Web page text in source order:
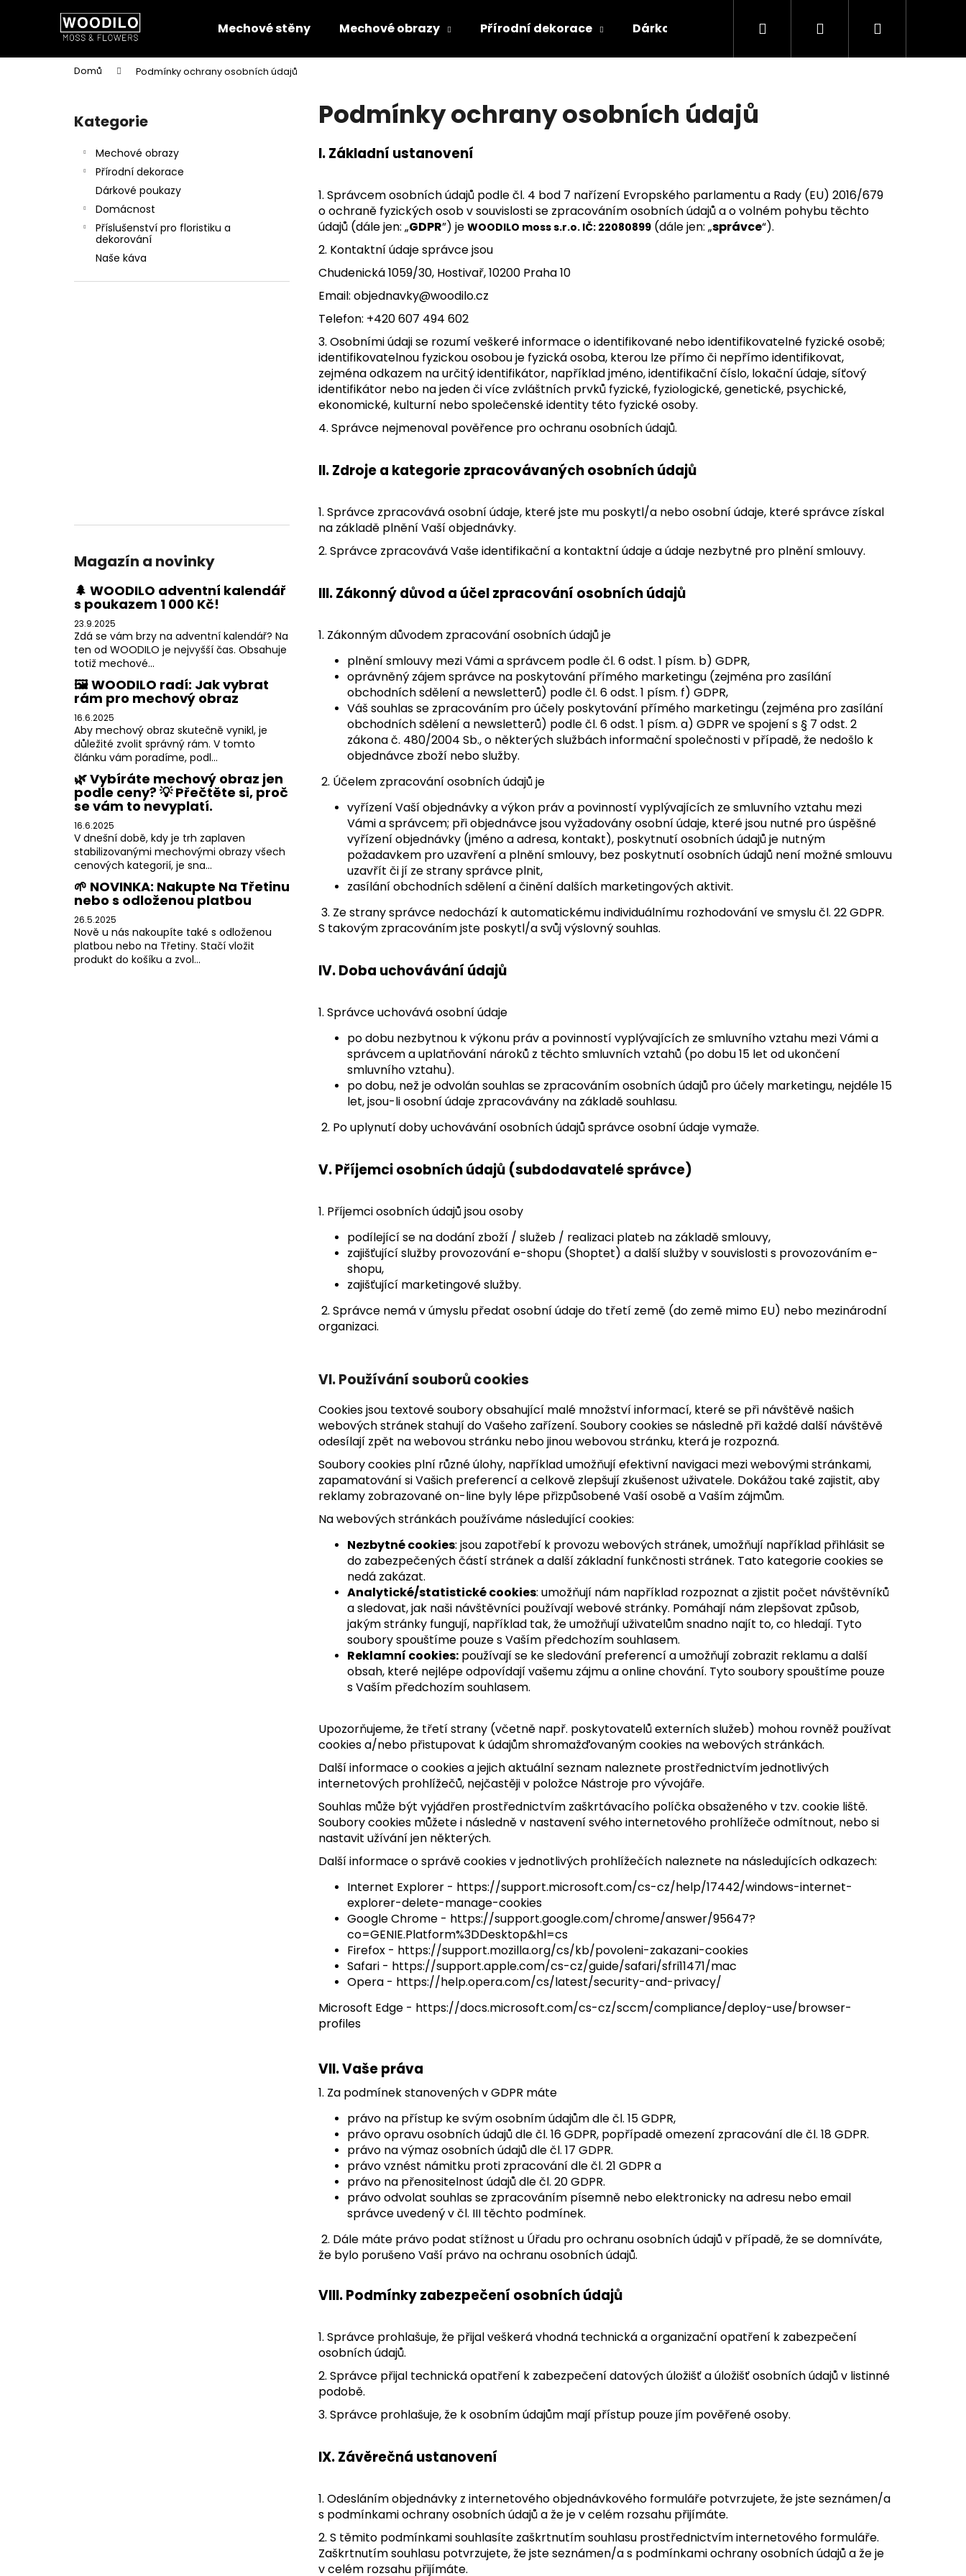
Mechové stěny Mechové obrazy Přírodní dekorace Dárkové poukazy Domácnost
Hledat PřihlášeníNákupní
Domů Podmínky ochrany osobních údajů
Přeskočit
kategorie
Kategorie
Mechové obrazy
Přírodní dekorace
Dárkové poukazy
Domácnost
Příslušenství pro floristiku a
dekorování
Naše káva
Magazín a novinky
🌲 WOODILO adventní kalendář
s poukazem 1 000 Kč!
23.9.2025
Zdá se vám brzy na adventní kalendář? Na
ten od WOODILO je nejvyšší čas. Obsahuje
totiž mechové...
🖼️ WOODILO radí: Jak vybrat
rám pro mechový obraz
16.6.2025
Aby mechový obraz skutečně vynikl, je
důležité zvolit správný rám. V tomto
článku vám poradíme, podl...
🌿 Vybíráte mechový obraz jen
podle ceny? 💡 Přečtěte si, proč
se vám to nevyplatí.
16.6.2025
V dnešní době, kdy je trh zaplaven
stabilizovanými mechovými obrazy všech
cenových kategorií, je sna...
🌱 NOVINKA: Nakupte Na Třetinu
nebo s odloženou platbou
26.5.2025
Nově u nás nakoupíte také s odloženou
platbou nebo na Třetiny. Stačí vložit
produkt do košíku a zvol...
Podmínky ochrany osobních údajů
I.Základní ustanovení
1. Správcem osobních údajů podle čl. 4 bod 7 nařízení Evropského parlamentu a Rady (EU) 2016/679
o ochraně fyzických osob v souvislosti se zpracováním osobních údajů a o volném pohybu těchto
údajů (dále jen: „GDPR”) je WOODILO moss s.r.o. IČ: 22080899 (dále jen: „správce“).
2. Kontaktní údaje správce jsou
Chudenická 1059/30, Hostivař, 10200 Praha 10
Email: objednavky@woodilo.cz
Telefon: +420 607 494 602
3. Osobními údaji se rozumí veškeré informace o identifikované nebo identifikovatelné fyzické osobě;
identifikovatelnou fyzickou osobou je fyzická osoba, kterou lze přímo či nepřímo identifikovat,
zejména odkazem na určitý identifikátor, například jméno, identifikační číslo, lokační údaje, síťový
identifikátor nebo na jeden či více zvláštních prvků fyzické, fyziologické, genetické, psychické,
ekonomické, kulturní nebo společenské identity této fyzické osoby.
4. Správce nejmenoval pověřence pro ochranu osobních údajů.
II.Zdroje a kategorie zpracovávaných osobních údajů
1. Správce zpracovává osobní údaje, které jste mu poskytl/a nebo osobní údaje, které správce získal
na základě plnění Vaší objednávky.
2. Správce zpracovává Vaše identifikační a kontaktní údaje a údaje nezbytné pro plnění smlouvy.
III.Zákonný důvod a účel zpracování osobních údajů
1. Zákonným důvodem zpracování osobních údajů je
plnění smlouvy mezi Vámi a správcem podle čl. 6 odst. 1 písm. b) GDPR,
oprávněný zájem správce na poskytování přímého marketingu (zejména pro zasílání
obchodních sdělení a newsletterů) podle čl. 6 odst. 1 písm. f) GDPR,
Váš souhlas se zpracováním pro účely poskytování přímého marketingu (zejména pro zasílání
obchodních sdělení a newsletterů) podle čl. 6 odst. 1 písm. a) GDPR ve spojení s § 7 odst. 2
zákona č. 480/2004 Sb., o některých službách informační společnosti v případě, že nedošlo k
objednávce zboží nebo služby.
2. Účelem zpracování osobních údajů je
vyřízení Vaší objednávky a výkon práv a povinností vyplývajících ze smluvního vztahu mezi
Vámi a správcem; při objednávce jsou vyžadovány osobní údaje, které jsou nutné pro úspěšné
vyřízení objednávky (jméno a adresa, kontakt), poskytnutí osobních údajů je nutným
požadavkem pro uzavření a plnění smlouvy, bez poskytnutí osobních údajů není možné smlouvu
uzavřít či jí ze strany správce plnit,
zasílání obchodních sdělení a činění dalších marketingových aktivit.
3. Ze strany správce nedochází k automatickému individuálnímu rozhodování ve smyslu čl. 22 GDPR.
S takovým zpracováním jste poskytl/a svůj výslovný souhlas.
IV.Doba uchovávání údajů
1. Správce uchovává osobní údaje
po dobu nezbytnou k výkonu práv a povinností vyplývajících ze smluvního vztahu mezi Vámi a
správcem a uplatňování nároků z těchto smluvních vztahů (po dobu 15 let od ukončení
smluvního vztahu).
po dobu, než je odvolán souhlas se zpracováním osobních údajů pro účely marketingu, nejdéle 15
let, jsou-li osobní údaje zpracovávány na základě souhlasu.
2. Po uplynutí doby uchovávání osobních údajů správce osobní údaje vymaže.
V.Příjemci osobních údajů (subdodavatelé správce)
1. Příjemci osobních údajů jsou osoby
podílející se na dodání zboží / služeb / realizaci plateb na základě smlouvy,
zajišťující služby provozování e-shopu (Shoptet) a další služby v souvislosti s provozováním e-
shopu,
zajišťující marketingové služby.
2. Správce nemá v úmyslu předat osobní údaje do třetí země (do země mimo EU) nebo mezinárodní
organizaci.
VI. Používání souborů cookies
Cookies jsou textové soubory obsahující malé množství informací, které se při návštěvě našich
webových stránek stahují do Vašeho zařízení. Soubory cookies se následně při každé další návštěvě
odesílají zpět na webovou stránku nebo jinou webovou stránku, která je rozpozná.
Soubory cookies plní různé úlohy, například umožňují efektivní navigaci mezi webovými stránkami,
zapamatování si Vašich preferencí a celkově zlepšují zkušenost uživatele. Dokážou také zajistit, aby
reklamy zobrazované on-line byly lépe přizpůsobené Vaší osobě a Vaším zájmům.
Na webových stránkách používáme následující cookies:
Nezbytné cookies: jsou zapotřebí k provozu webových stránek, umožňují například přihlásit se
do zabezpečených částí stránek a další základní funkčnosti stránek. Tato kategorie cookies se
nedá zakázat.
Analytické/statistické cookies: umožňují nám například rozpoznat a zjistit počet návštěvníků
a sledovat, jak naši návštěvníci používají webové stránky. Pomáhají nám zlepšovat způsob,
jakým stránky fungují, například tak, že umožňují uživatelům snadno najít to, co hledají. Tyto
soubory spouštíme pouze s Vaším předchozím souhlasem.
Reklamní cookies: používají se ke sledování preferencí a umožňují zobrazit reklamu a další
obsah, které nejlépe odpovídají vašemu zájmu a online chování. Tyto soubory spouštíme pouze
s Vaším předchozím souhlasem.
Upozorňujeme, že třetí strany (včetně např. poskytovatelů externích služeb) mohou rovněž používat
cookies a/nebo přistupovat k údajům shromažďovaným cookies na webových stránkách.
Další informace o cookies a jejich aktuální seznam naleznete prostřednictvím jednotlivých
internetových prohlížečů, nejčastěji v položce Nástroje pro vývojáře.
Souhlas může být vyjádřen prostřednictvím zaškrtávacího políčka obsaženého v tzv. cookie liště.
Soubory cookies můžete i následně v nastavení svého internetového prohlížeče odmítnout, nebo si
nastavit užívání jen některých.
Další informace o správě cookies v jednotlivých prohlížečích naleznete na následujících odkazech:
Internet Explorer - https://support.microsoft.com/cs-cz/help/17442/windows-internet-
explorer-delete-manage-cookies
Google Chrome - https://support.google.com/chrome/answer/95647?
co=GENIE.Platform%3DDesktop&hl=cs
Firefox - https://support.mozilla.org/cs/kb/povoleni-zakazani-cookies
Safari - https://support.apple.com/cs-cz/guide/safari/sfri11471/mac
Opera - https://help.opera.com/cs/latest/security-and-privacy/
Microsoft Edge - https://docs.microsoft.com/cs-cz/sccm/compliance/deploy-use/browser-
profiles
VII.Vaše práva
1. Za podmínek stanovených v GDPR máte
právo na přístup ke svým osobním údajům dle čl. 15 GDPR,
právo opravu osobních údajů dle čl. 16 GDPR, popřípadě omezení zpracování dle čl. 18 GDPR.
právo na výmaz osobních údajů dle čl. 17 GDPR.
právo vznést námitku proti zpracování dle čl. 21 GDPR a
právo na přenositelnost údajů dle čl. 20 GDPR.
právo odvolat souhlas se zpracováním písemně nebo elektronicky na adresu nebo email
správce uvedený v čl. III těchto podmínek.
2. Dále máte právo podat stížnost u Úřadu pro ochranu osobních údajů v případě, že se domníváte,
že bylo porušeno Vaší právo na ochranu osobních údajů.
VIII.Podmínky zabezpečení osobních údajů
1. Správce prohlašuje, že přijal veškerá vhodná technická a organizační opatření k zabezpečení
osobních údajů.
2. Správce přijal technická opatření k zabezpečení datových úložišť a úložišť osobních údajů v listinné
podobě.
3. Správce prohlašuje, že k osobním údajům mají přístup pouze jím pověřené osoby.
IX.Závěrečná ustanovení
1. Odesláním objednávky z internetového objednávkového formuláře potvrzujete, že jste seznámen/a
s podmínkami ochrany osobních údajů a že je v celém rozsahu přijímáte.
2. S těmito podmínkami souhlasíte zaškrtnutím souhlasu prostřednictvím internetového formuláře.
Zaškrtnutím souhlasu potvrzujete, že jste seznámen/a s podmínkami ochrany osobních údajů a že je
v celém rozsahu přijímáte.
í
Zpět
do
obchodu
Zpět
do
obchodu
HLEDAT
Doporučujeme